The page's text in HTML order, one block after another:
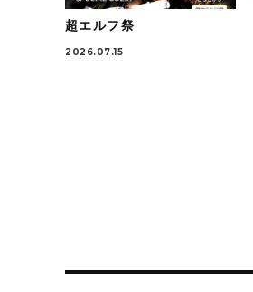
超エルフ祭
2026.07.15